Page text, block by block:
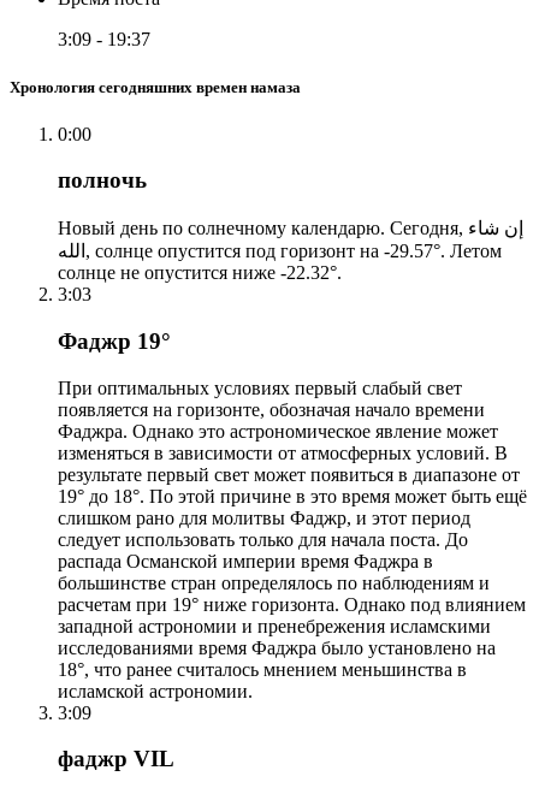
3:09 - 19:37
Хронология сегодняшних времен намаза
0:00
полночь
Новый день по солнечному календарю. Сегодня, إن شاء
الله, солнце опустится под горизонт на -29.57°. Летом
солнце не опустится ниже -22.32°.
3:03
Фаджр 19°
При оптимальных условиях первый слабый свет
появляется на горизонте, обозначая начало времени
Фаджра. Однако это астрономическое явление может
изменяться в зависимости от атмосферных условий. В
результате первый свет может появиться в диапазоне от
19° до 18°. По этой причине в это время может быть ещё
слишком рано для молитвы Фаджр, и этот период
следует использовать только для начала поста. До
распада Османской империи время Фаджра в
большинстве стран определялось по наблюдениям и
расчетам при 19° ниже горизонта. Однако под влиянием
западной астрономии и пренебрежения исламскими
исследованиями время Фаджра было установлено на
18°, что ранее считалось мнением меньшинства в
исламской астрономии.
3:09
фаджр VIL